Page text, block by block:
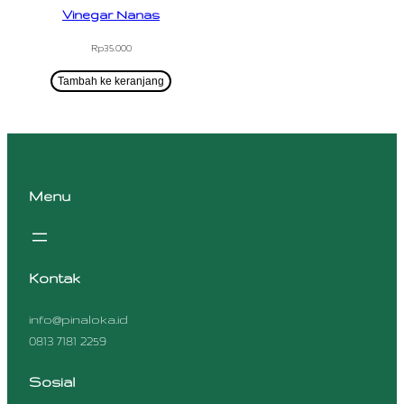
Vinegar Nanas
Rp35.000
Tambah ke keranjang
Menu
Kontak
info@pinaloka.id
0813 7181 2259
Sosial